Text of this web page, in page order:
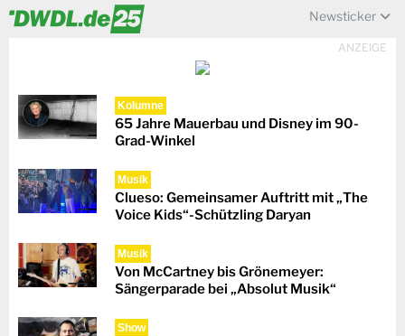
Newsticker
ANZEIGE
Kolumne
65 Jahre Mauerbau und Disney im 90-
Grad-Winkel
Musik
Clueso: Gemeinsamer Auftritt mit „The
Voice Kids“-Schützling Daryan
Musik
Von McCartney bis Grönemeyer:
Sängerparade bei „Absolut Musik“
Show